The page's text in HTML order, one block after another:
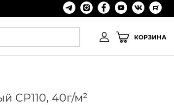
КОРЗИНА
CP110, 40г/м²